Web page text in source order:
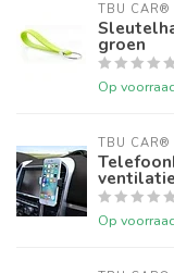
TBU CAR®
groen
Op
TBU CAR®
Op